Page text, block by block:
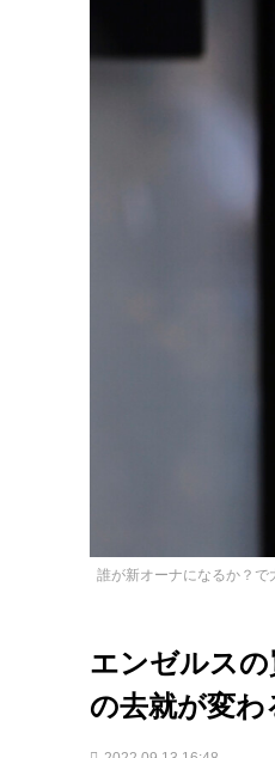
誰が新オーナになるか？で
エンゼルス
の去就が変わ